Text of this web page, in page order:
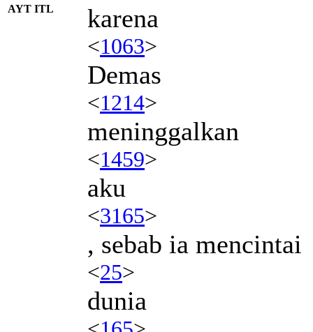
AYT ITL karena
<1063>
Demas
<1214>
meninggalkan
<1459>
aku
<3165>
, sebab ia mencintai
<25>
dunia